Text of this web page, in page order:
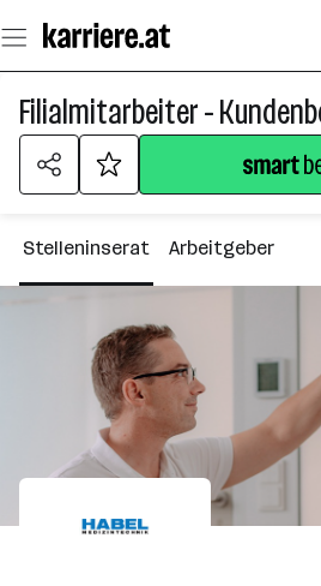
Seiteninhalt
springen
Stelleninserat Arbeitgeber